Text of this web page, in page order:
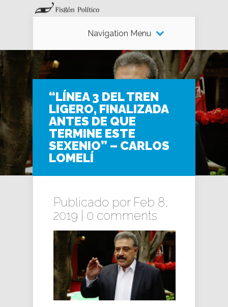
Navigation Menu
“LÍNEA 3 DEL TREN
LIGERO, FINALIZADA
ANTES DE QUE
TERMINE ESTE
SEXENIO” – CARLOS
LOMELÍ
Publicado por Feb 8,
2019 | 0 comments